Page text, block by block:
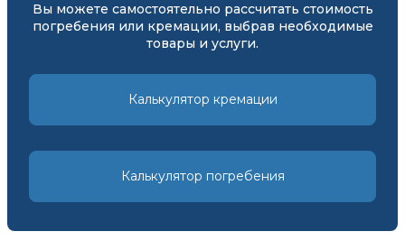
Вы можете самостоятельно рассчитать стоимость
погребения или кремации, выбрав необходимые
товары и услуги.
Калькулятор кремации
Калькулятор погребения